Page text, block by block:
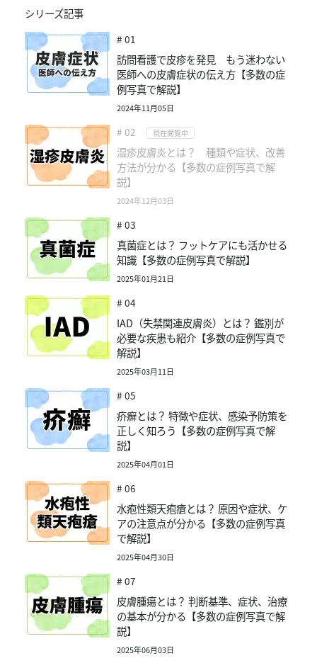
シリーズ記事
# 01
訪問看護で皮疹を発見 もう迷わない
医師への皮膚症状の伝え方【多数の症
例写真で解説】
2024年11月05日
# 02 現在閲覧中
湿疹皮膚炎とは？ 種類や症状、改善
方法が分かる【多数の症例写真で解
説】
2024年12月03日
# 03
真菌症とは？ フットケアにも活かせる
知識【多数の症例写真で解説】
2025年01月21日
# 04
IAD（失禁関連皮膚炎）とは？ 鑑別が
必要な疾患も紹介【多数の症例写真で
解説】
2025年03月11日
# 05
疥癬とは？ 特徴や症状、感染予防策を
正しく知ろう【多数の症例写真で解
説】
2025年04月01日
# 06
水疱性類天疱瘡とは？ 原因や症状、ケ
アの注意点が分かる【多数の症例写真
で解説】
2025年04月30日
# 07
皮膚腫瘍とは？ 判断基準、症状、治療
の基本が分かる【多数の症例写真で解
説】
2025年06月03日